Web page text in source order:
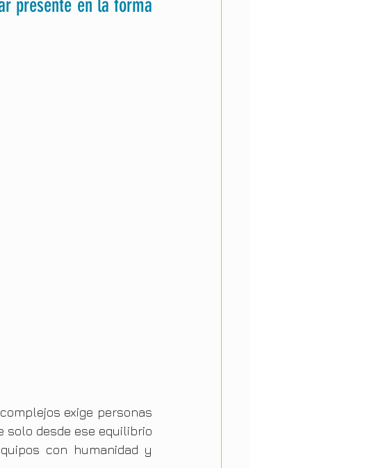
presente en la forma
exige personas
solo desde ese equilibrio
con humanidad y